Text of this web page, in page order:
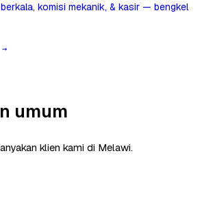
komisi mekanik, & kasir — bengkel
umum
klien kami di Melawi.